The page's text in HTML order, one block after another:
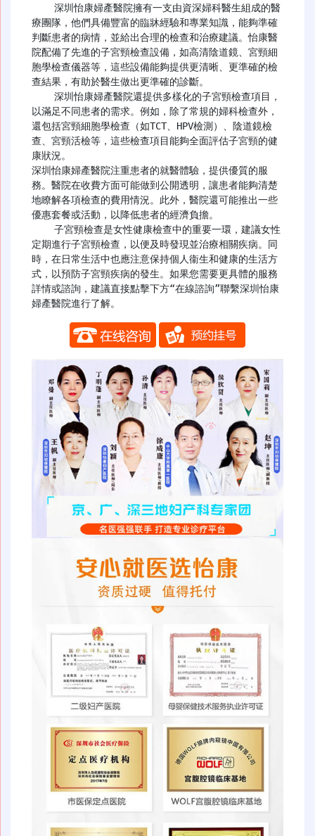
療團隊，他們具備豐富的臨牀經驗和專業知識，能夠準確
判斷患者的病情，並給出合理的檢查和治療建議。怡康醫
院配備了先進的子宮頸檢查設備，如高清陰道鏡、宮頸細
胞學檢查儀器等，這些設備能夠提供更清晰、更準確的檢
查結果，有助於醫生做出更準確的診斷。
以滿足不同患者的需求。例如，除了常規的婦科檢查外，
還包括宮頸細胞學檢查（如TCT、HPV檢測）、陰道鏡檢
查、宮頸活檢等，這些檢查項目能夠全面評估子宮頸的健
康狀況。
深圳怡康婦產醫院注重患者的就醫體驗，提供優質的服
務。醫院在收費方面可能做到公開透明，讓患者能夠清楚
地瞭解各項檢查的費用情況。此外，醫院還可能推出一些
優惠套餐或活動，以降低患者的經濟負擔。
定期進行子宮頸檢查，以便及時發現並治療相關疾病。同
時，在日常生活中也應注意保持個人衞生和健康的生活方
式，以預防子宮頸疾病的發生。如果您需要更具體的服務
詳情或諮詢，建議直接點擊下方“在線諮詢”聯繫深圳怡康
婦產醫院進行了解。